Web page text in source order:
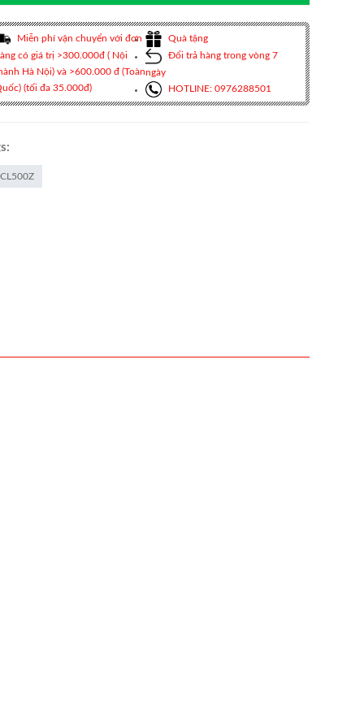
Miễn phí vận chuyển với đơn
có giá trị >300.000đ ( Nội
Hà Nội) và >600.000 đ (Toàn
(tối đa 35.000đ)
Quà tặng
Đổi trả hàng trong vòng 7
ngày
HOTLINE: 0976288501